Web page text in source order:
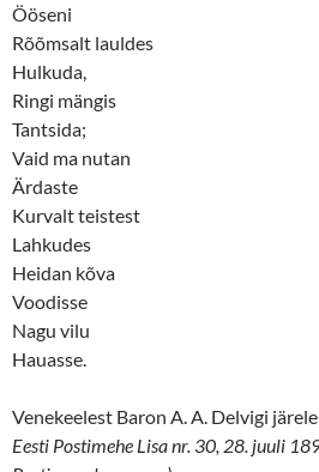
Ööseni
Rõõmsalt lauldes
Hulkuda,
Ringi mängis
Tantsida;
Vaid ma nutan
Ärdaste
Kurvalt teistest
Lahkudes
Heidan kõva
Voodisse
Nagu vilu
Hauasse.
Venekeelest Baron A. A. Delvigi
Eesti Postimehe Lisa nr. 30, 28. juuli